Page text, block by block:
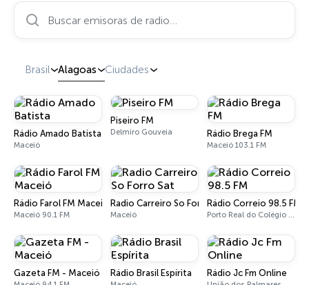
Buscar emisoras de radio…
Brasil Alagoas Ciudades
Rádio Amado Batista
Maceió
Piseiro FM
Delmiro Gouveia Rádio Brega FM
Maceió 103.1 FM
Rádio Farol FM Maceió
Maceió 90.1 FM
Radio Carreiro So Forro Sat
Maceió
Rádio Correio 98.5 FM
Porto Real do Colégio 98.5 FM
Gazeta FM - Maceió Rádio Brasil Espírita Rádio Jc Fm Online